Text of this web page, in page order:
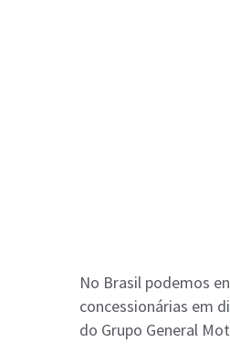
No Brasil podemos
concessionárias em
do Grupo General